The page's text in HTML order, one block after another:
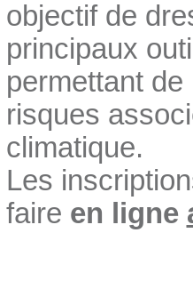
objectif de
principaux
permettant
risques
climatique.
Les
faire en ligne